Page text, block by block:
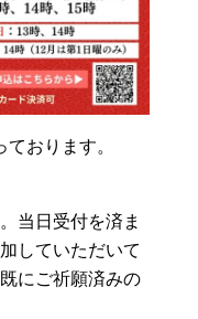
おります。
当日受付を済ま
していただいて
にご祈願済みの